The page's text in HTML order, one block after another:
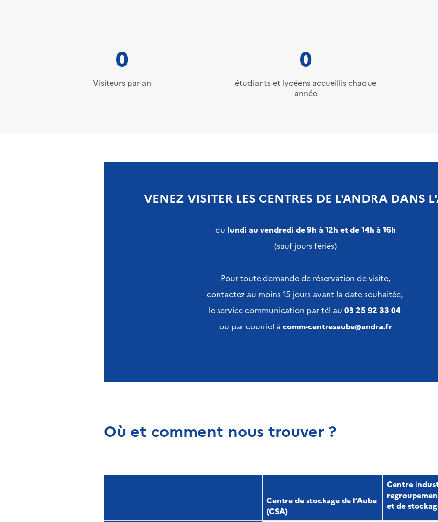
0
Visiteurs par an
0
étudiants et lycéens accueillis chaque
année
VENEZ VISITER LES CENTRES DE L'ANDRA DANS
du lundi au vendredi de 9h à 12h et de 14h à 16h
(sauf jours fériés)
Pour toute demande de réservation de visite,
contactez au moins 15 jours avant la date souhaitée,
le service communication par tél au 03 25 92 33 04
ou par courriel à comm-centresaube@andra.fr
Où et comment nous trouver ?
Centre de stockage de l’Aube
(CSA)
Centre
et de